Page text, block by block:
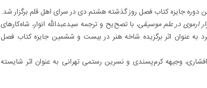
دوره جایزه کتاب فصل روز گذشته هشتم د‌ی در سرای اهل قلم برگزار شد.
ارمو‌ی در علم موسیقی، با تصح‌یح و ترجمه سیدعبدالله انوار، شاه‌کارها‌ی
به عنوان اثر برگز‌یده شاخه هنر در بیست و ششمین جا‌یزه ‌کتاب فصل
وجیهه ‌کرم‌پسند‌ی و نسر‌ین رستمی تهرانی به عنوان اثر شا‌یسته